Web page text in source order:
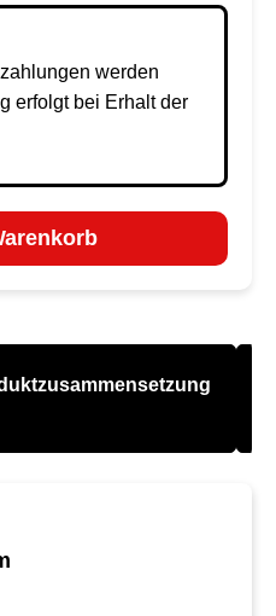
werden
erfolgt bei Erhalt der